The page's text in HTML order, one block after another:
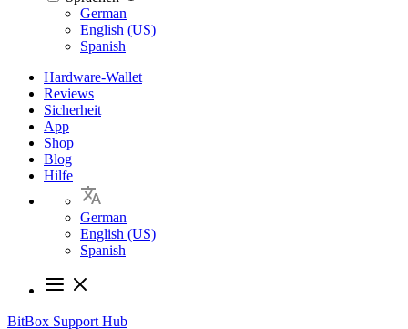
Languages
German
English (US)
Spanish
Hardware-Wallet
Reviews
Sicherheit
App
Shop
Blog
Hilfe
German
English (US)
Spanish
BitBox Support Hub